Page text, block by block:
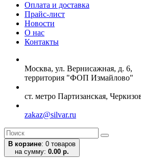
Оплата и доставка
Прайс-лист
Новости
О нас
Контакты
Москва, ул. Вернисажная, д. 6,
территория "ФОП Измайлово"
ст. метро Партизанская,
zakaz@silvar.ru
В корзине: 0 товаров
на сумму: 0.00 р.